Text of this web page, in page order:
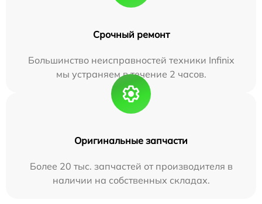
Срочный ремонт
Большинство неисправностей техники Infinix
мы устраняем в течение 2 часов.
Оригинальные запчасти
Более 20 тыс. запчастей от производителя в
наличии на собственных складах.